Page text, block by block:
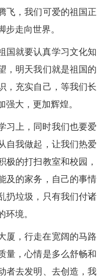
飞，我们可爱的祖国正
步走向世界。
国就要认真学习文化知
，明天我们就是祖国的
，充实自己，等我们长
大，更加辉煌。
习上，同时我们也要爱
自我做起，让我们热爱
极的打扫教室和校园，
及的家务，自己的事情
扔垃圾，只有我们付诸
境。
厦，行走在宽阔的马路
量，心情是多么舒畅和
者去发明、去创造，我